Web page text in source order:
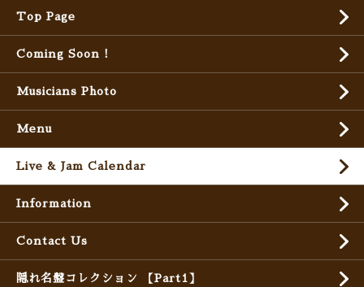
Top Page
Coming Soon !
Musicians Photo
Menu
Live & Jam Calendar
Information
Contact Us
隠れ名盤コレクション 【Part1】